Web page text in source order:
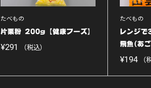
たべもの
片栗粉 200g【健康フーズ】
¥291 （税込）
たべもの
レンジ
飛魚(あ
屋...
¥194 （